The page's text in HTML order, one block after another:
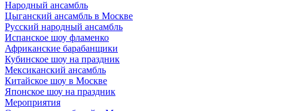
Народный ансамбль
Цыганский ансамбль в Москве
Русский народный ансамбль
Испанское шоу фламенко
Африканские барабанщики
Кубинское шоу на праздник
Мексиканский ансамбль
Китайское шоу в Москве
Японское шоу на праздник
Мероприятия